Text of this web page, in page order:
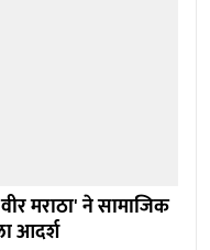
मराठा' ने सामाजिक
आदर्श